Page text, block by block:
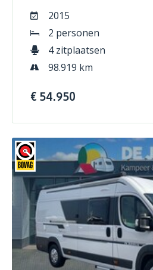
2015
2 personen
4 zitplaatsen
98.919 km
€ 54.950